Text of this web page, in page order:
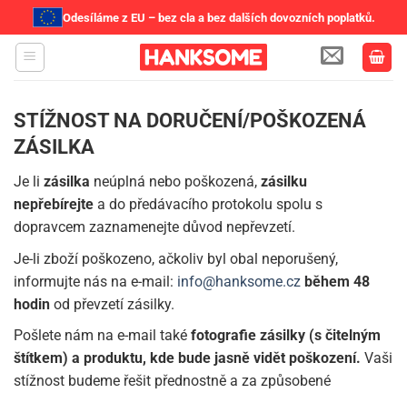
Odesíláme z EU – bez cla a bez dalších dovozních poplatků.
Přeskočit
STÍŽNOST NA DORUČENÍ/POŠKOZENÁ
ZÁSILKA
Je li zásilka neúplná nebo poškozená, zásilku
nepřebírejte a do předávacího protokolu spolu s
dopravcem zaznamenejte důvod nepřevzetí.
Je-li zboží poškozeno, ačkoliv byl obal neporušený,
informujte nás na e-mail: info@hanksome.cz během 48
hodin od převzetí zásilky.
Pošlete nám na e-mail také fotografie zásilky (s čitelným
štítkem) a produktu, kde bude jasně vidět poškození. Vaši
stížnost budeme řešit přednostně a za způsobené